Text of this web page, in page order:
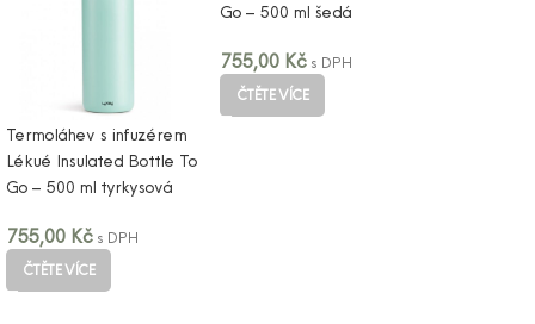
Termoláhev s infuzérem
Lékué Insulated Bottle To
Go – 500 ml tyrkysová
755,00 Kč s DPH
ČTĚTE VÍCE
Go – 500 ml šedá
755,00 Kč s DPH
ČTĚTE VÍCE